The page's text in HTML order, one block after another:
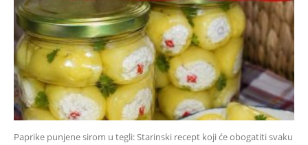
Paprike punjene sirom u tegli: Starinski recept koji će obogatiti svaku